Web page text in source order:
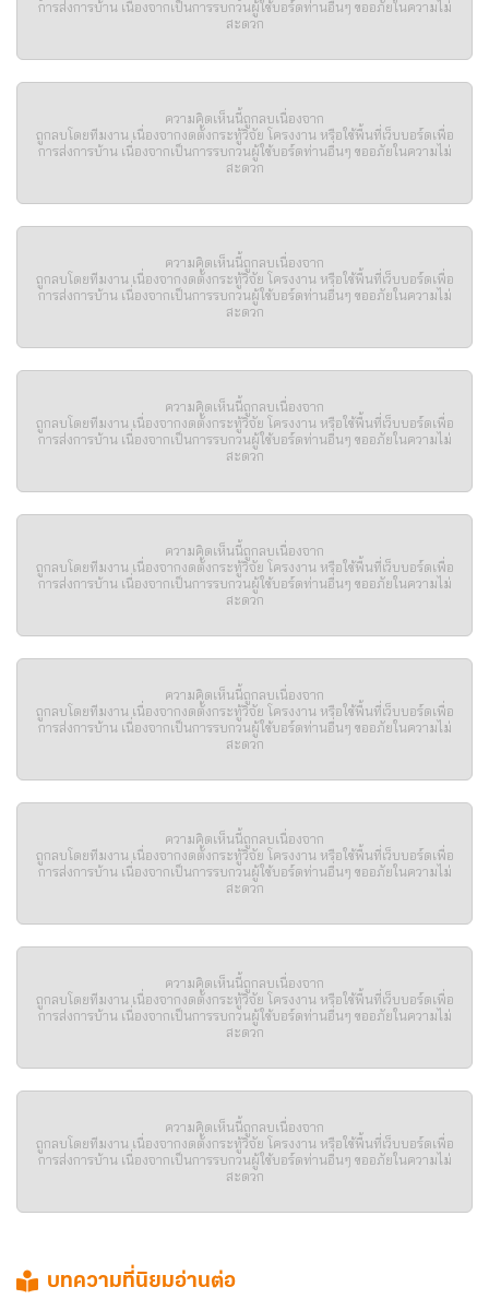
การส่งการบ้าน เนื่องจากเป็นการรบกวนผู้ใช้บอร์ดท่านอื่นๆ ขออภัยในความไม่
สะดวก
ความคิดเห็นนี้ถูกลบเนื่องจาก
ถูกลบโดยทีมงาน เนื่องจากงดตั้งกระทู้วิจัย โครงงาน หรือใช้พื้นที่เว็บบอร์ดเพื่อ
การส่งการบ้าน เนื่องจากเป็นการรบกวนผู้ใช้บอร์ดท่านอื่นๆ ขออภัยในความไม่
สะดวก
ความคิดเห็นนี้ถูกลบเนื่องจาก
ถูกลบโดยทีมงาน เนื่องจากงดตั้งกระทู้วิจัย โครงงาน หรือใช้พื้นที่เว็บบอร์ดเพื่อ
การส่งการบ้าน เนื่องจากเป็นการรบกวนผู้ใช้บอร์ดท่านอื่นๆ ขออภัยในความไม่
สะดวก
ความคิดเห็นนี้ถูกลบเนื่องจาก
ถูกลบโดยทีมงาน เนื่องจากงดตั้งกระทู้วิจัย โครงงาน หรือใช้พื้นที่เว็บบอร์ดเพื่อ
การส่งการบ้าน เนื่องจากเป็นการรบกวนผู้ใช้บอร์ดท่านอื่นๆ ขออภัยในความไม่
สะดวก
ความคิดเห็นนี้ถูกลบเนื่องจาก
ถูกลบโดยทีมงาน เนื่องจากงดตั้งกระทู้วิจัย โครงงาน หรือใช้พื้นที่เว็บบอร์ดเพื่อ
การส่งการบ้าน เนื่องจากเป็นการรบกวนผู้ใช้บอร์ดท่านอื่นๆ ขออภัยในความไม่
สะดวก
ความคิดเห็นนี้ถูกลบเนื่องจาก
ถูกลบโดยทีมงาน เนื่องจากงดตั้งกระทู้วิจัย โครงงาน หรือใช้พื้นที่เว็บบอร์ดเพื่อ
การส่งการบ้าน เนื่องจากเป็นการรบกวนผู้ใช้บอร์ดท่านอื่นๆ ขออภัยในความไม่
สะดวก
ความคิดเห็นนี้ถูกลบเนื่องจาก
ถูกลบโดยทีมงาน เนื่องจากงดตั้งกระทู้วิจัย โครงงาน หรือใช้พื้นที่เว็บบอร์ดเพื่อ
การส่งการบ้าน เนื่องจากเป็นการรบกวนผู้ใช้บอร์ดท่านอื่นๆ ขออภัยในความไม่
สะดวก
ความคิดเห็นนี้ถูกลบเนื่องจาก
ถูกลบโดยทีมงาน เนื่องจากงดตั้งกระทู้วิจัย โครงงาน หรือใช้พื้นที่เว็บบอร์ดเพื่อ
การส่งการบ้าน เนื่องจากเป็นการรบกวนผู้ใช้บอร์ดท่านอื่นๆ ขออภัยในความไม่
สะดวก
ความคิดเห็นนี้ถูกลบเนื่องจาก
ถูกลบโดยทีมงาน เนื่องจากงดตั้งกระทู้วิจัย โครงงาน หรือใช้พื้นที่เว็บบอร์ดเพื่อ
การส่งการบ้าน เนื่องจากเป็นการรบกวนผู้ใช้บอร์ดท่านอื่นๆ ขออภัยในความไม่
สะดวก
บทความที่นิยมอ่านต่อ